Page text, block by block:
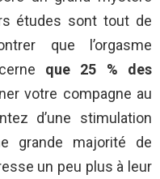
études sont tout de
que l’orgasme
que 25 % des
votre compagne au
d’une stimulation
grande majorité de
un peu plus à leur